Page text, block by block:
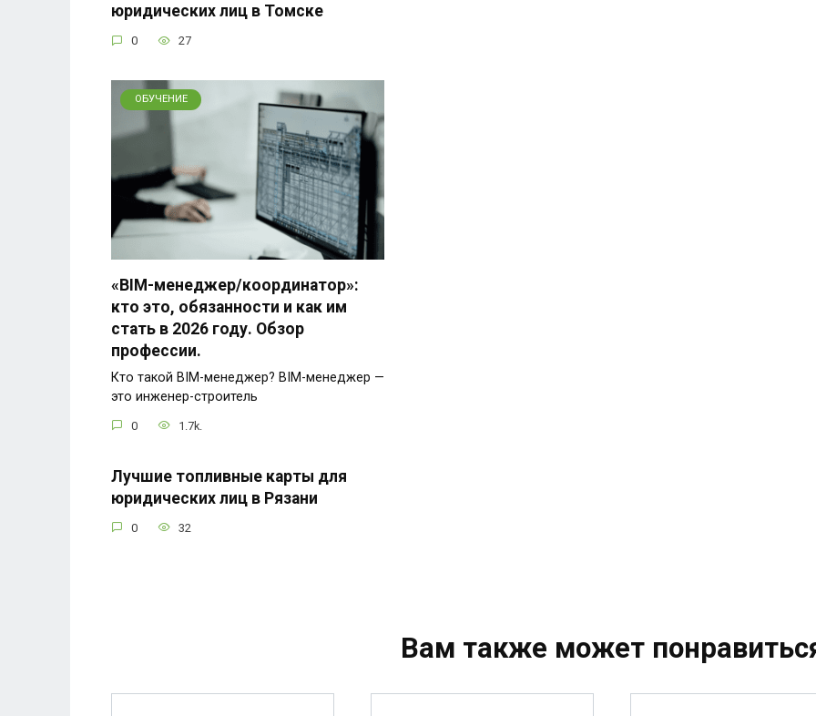
юридических лиц в Томске
0 27
ОБУЧЕНИЕ
«BIM-менеджер/координатор»:
кто это, обязанности и как им
стать в 2026 году. Обзор
профессии.
Кто такой BIM-менеджер? BIM-менеджер —
это инженер-строитель
0 1.7k.
Лучшие топливные карты для
юридических лиц в Рязани
0 32
Вам также может